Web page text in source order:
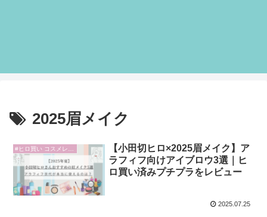
2025眉メイク
【小田切ヒロ×2025眉メイク】ア
ラフィフ向けアイブロウ3選｜ヒ
ロ買い済みプチプラをレビュー
2025.07.25